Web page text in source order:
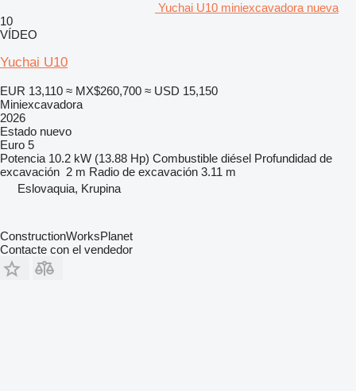
Yuchai U10 miniexcavadora nueva
10
VÍDEO
Yuchai U10
EUR 13,110 ≈ MX$260,700 ≈ USD 15,150
Miniexcavadora
2026
Estado nuevo
Euro 5
Potencia 10.2 kW (13.88 Hp) Combustible diésel Profundidad de
excavación 2 m Radio de excavación 3.11 m
Eslovaquia, Krupina
ConstructionWorksPlanet
Contacte con el vendedor